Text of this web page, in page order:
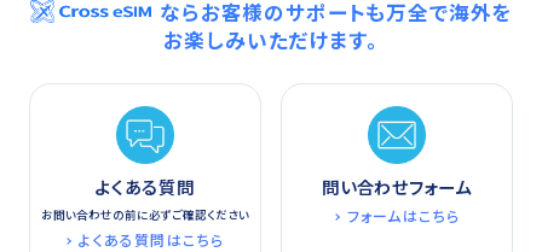
ならお客様のサポートも万全で海外を
お楽しみいただけます。
よくある質問
お問い合わせの前に必ずご確認ください
よくある質問はこちら
問い合わせフォーム
フォームはこちら